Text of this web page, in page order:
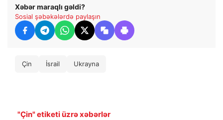
Xəbər maraqlı gəldi?
Sosial şəbəkələrdə paylaşın
Çin İsrail Ukrayna
"Çin" etiketi üzrə xəbərlər